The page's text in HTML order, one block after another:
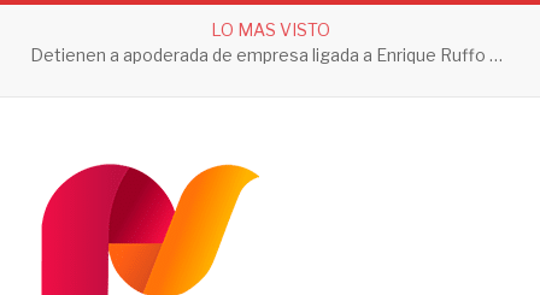
LO MAS VISTO
Detienen a apoderada de empresa ligada a Enrique Ruffo por investigación de Huachicol Fiscal